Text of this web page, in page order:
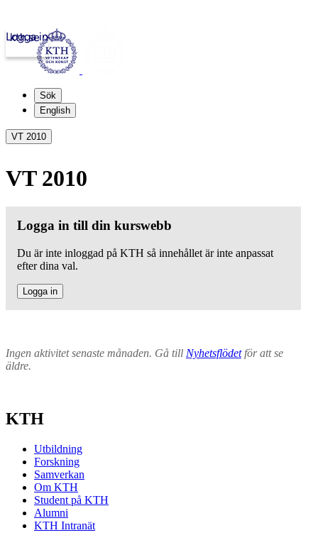
kth.se
Logga in
Sök
English
VT 2010
VT 2010
Logga in till din kurswebb
Du är inte inloggad på KTH så innehållet är inte anpassat
efter dina val.
Logga in
Ingen aktivitet senaste månaden. Gå till Nyhetsflödetför att se
äldre.
KTH
Utbildning
Forskning
Samverkan
Om KTH
Student på KTH
Alumni
KTH Intranät